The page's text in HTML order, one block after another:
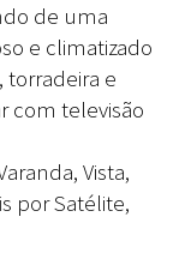
de uma
e climatizado
e
com televisão
Vista,
por Satélite,